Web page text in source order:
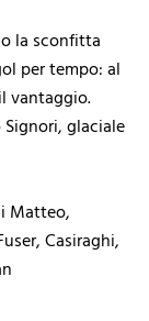
la sconfitta
per tempo: al
vantaggio.
glaciale
Matteo,
Casiraghi,